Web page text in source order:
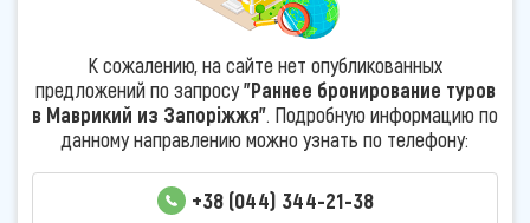
К сожалению, на сайте нет опубликованных
предложений по запросу"Раннее бронирование туров
в Маврикий из Запоріжжя". Подробную информацию по
данному направлению можно узнать по телефону:
+38 (044) 344-21-38